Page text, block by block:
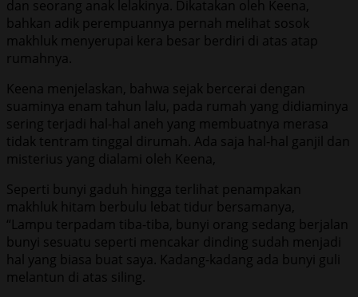
dan seorang anak lelakinya. Dikatakan oleh Keena,
bahkan adik perempuannya pernah melihat sosok
makhluk menyerupai kera besar berdiri di atas atap
rumahnya.
Keena menjelaskan, bahwa sejak bercerai dengan
suaminya enam tahun lalu, pada rumah yang didiaminya
sering terjadi hal-hal aneh yang membuatnya merasa
tidak tentram tinggal dirumah. Ada saja hal-hal ganjil dan
misterius yang dialami oleh Keena,
Seperti bunyi gaduh hingga terlihat penampakan
makhluk hitam berbulu lebat tidur bersamanya,
“Lampu terpadam tiba-tiba, bunyi orang sedang berjalan
bunyi sesuatu seperti mencakar dinding sudah menjadi
hal yang biasa buat saya. Kadang-kadang ada bunyi guli
melantun di atas siling.